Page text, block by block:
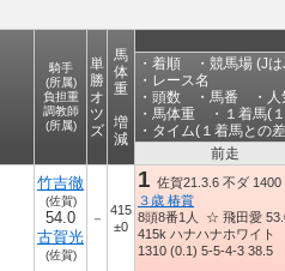
騎手
(所属)
負担重
調教師
(所属)
単
勝
オ
ツ
ズ
馬
体
重
増
減
・着順 ・競馬場 (Jは
・レース名
・頭数 ・馬番 ・
・馬体重 ・１着馬(
・タイム(１着馬との
前走
竹吉徹
(佐賀)
54.0
古賀光
(佐賀)
－
415
±0
1 佐賀21.3.6 不ダ 1400
３歳 椿賞
8頭8番1人 ☆ 飛田愛
415k ハナハナホワイト
1310 (0.1) 5-5-4-3 38.5